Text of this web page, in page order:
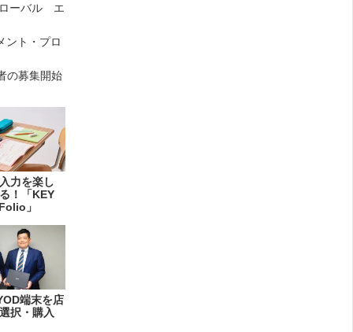
ローバル エ
ント・プロ
の募集開始
力を楽し
！「KEY
」
端末を店
択・購入